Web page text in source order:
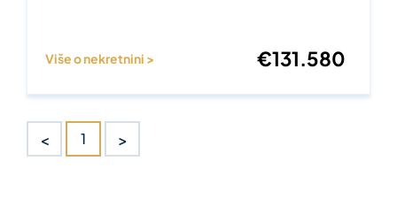
Više o nekretnini > €131.580
< 1 >